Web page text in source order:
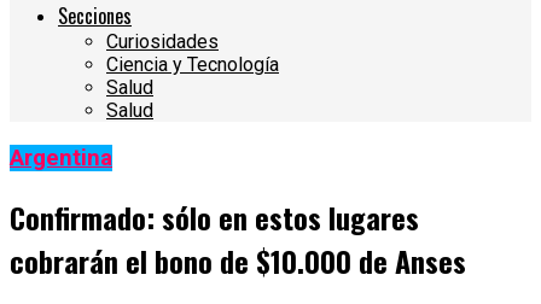
Secciones
Curiosidades
Ciencia y Tecnología
Salud
Salud
Argentina
Confirmado: sólo en estos lugares
cobrarán el bono de $10.000 de Anses